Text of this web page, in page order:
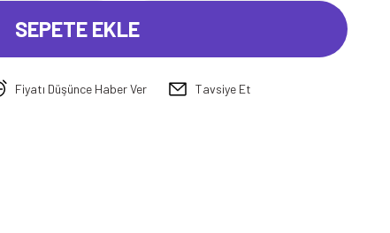
SEPETE EKLE
Fiyatı Düşünce Haber Ver Tavsiye Et